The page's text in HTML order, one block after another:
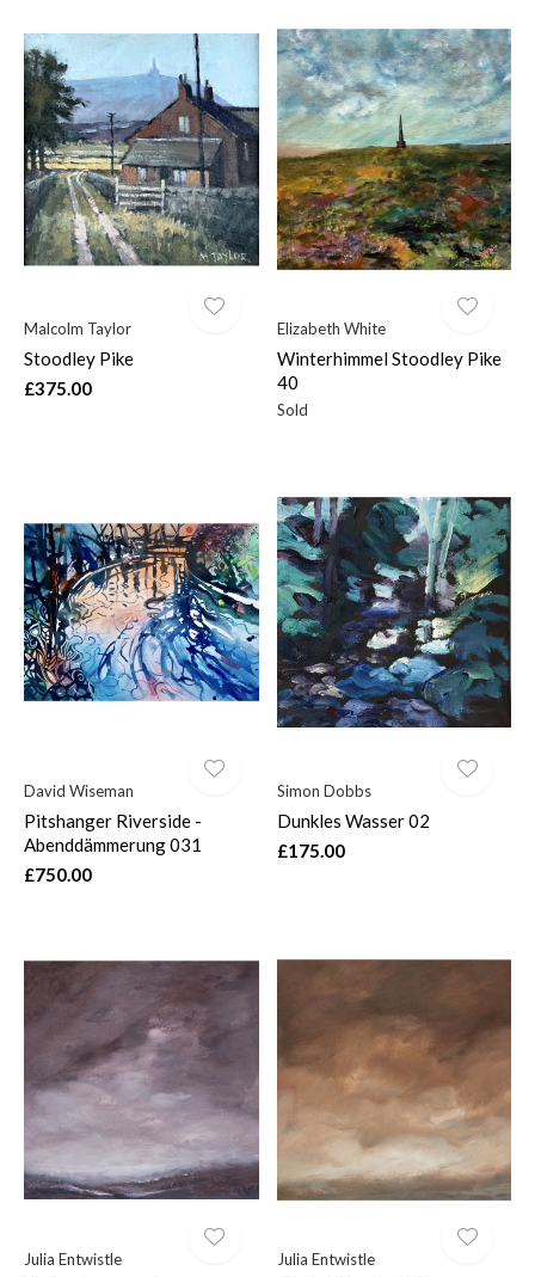
Malcolm Taylor
Stoodley Pike
£375.00
Elizabeth White
Winterhimmel Stoodley Pike
40
Sold
David Wiseman
Pitshanger Riverside -
Abenddämmerung 031
£750.00
Simon Dobbs
Dunkles Wasser 02
£175.00
Julia Entwistle Julia Entwistle